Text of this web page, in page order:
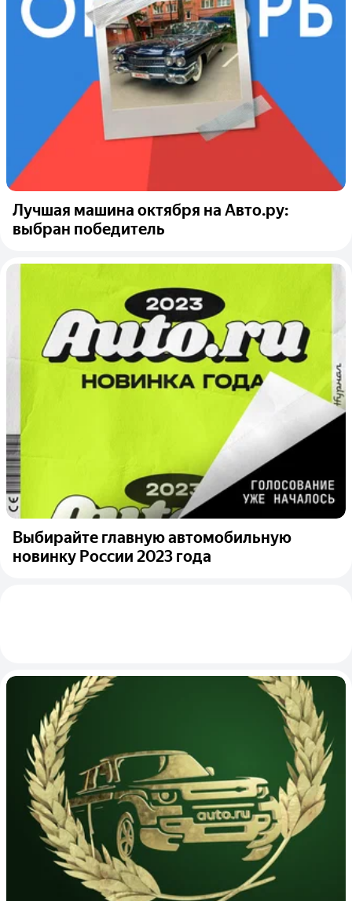
Лучшая машина октября на Авто.ру:
выбран победитель
Выбирайте главную автомобильную
новинку России 2023 года